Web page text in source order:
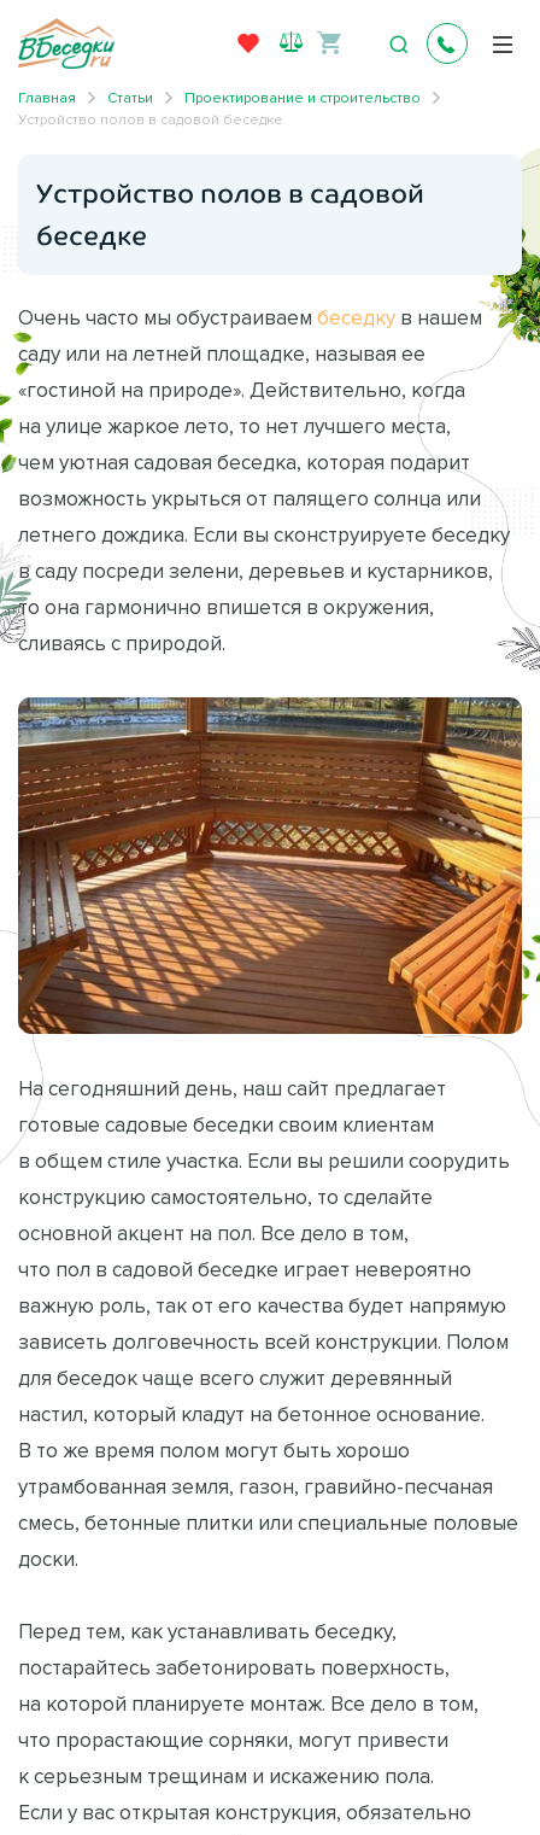
Главная Статьи
Проектирование и строительство
Устройство полов в садовой беседке
Устройство полов в садовой
беседке
Очень часто мы обустраиваем беседку в нашем
саду или на летней площадке, называя ее
«гостиной на природе». Действительно, когда
на улице жаркое лето, то нет лучшего места,
чем уютная садовая беседка, которая подарит
возможность укрыться от палящего солнца или
летнего дождика. Если вы сконструируете беседку
в саду посреди зелени, деревьев и кустарников,
то она гармонично впишется в окружения,
сливаясь с природой.
На сегодняшний день, наш сайт предлагает
готовые садовые беседки своим клиентам
в общем стиле участка. Если вы решили соорудить
конструкцию самостоятельно, то сделайте
основной акцент на пол. Все дело в том,
что пол в садовой беседке играет невероятно
важную роль, так от его качества будет напрямую
зависеть долговечность всей конструкции. Полом
для беседок чаще всего служит деревянный
настил, который кладут на бетонное основание.
В то же время полом могут быть хорошо
утрамбованная земля, газон, гравийно-песчаная
смесь, бетонные плитки или специальные половые
доски.
Перед тем, как устанавливать беседку,
постарайтесь забетонировать поверхность,
на которой планируете монтаж. Все дело в том,
что прорастающие сорняки, могут привести
к серьезным трещинам и искажению пола.
Если у вас открытая конструкция, обязательно